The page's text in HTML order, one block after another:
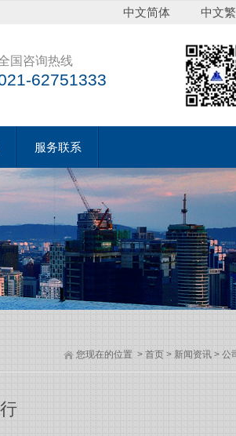
中文简体 中文
国咨询热线
62751333
服务联系
您现在的位置 > 首页 > 新闻资讯 > 公